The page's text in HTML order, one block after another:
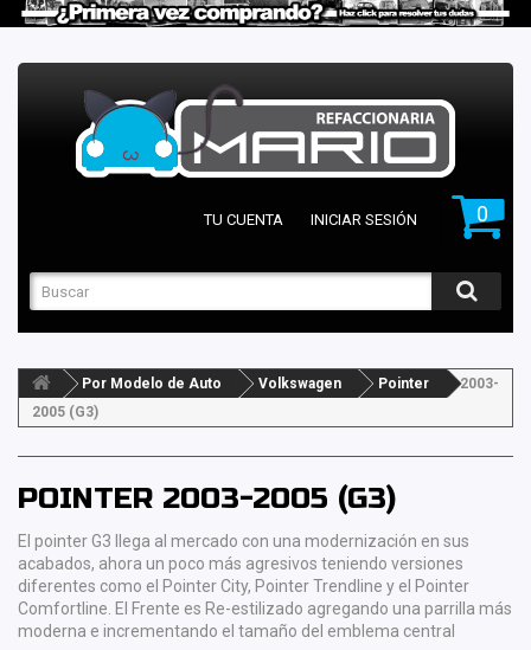
0
TU CUENTA INICIAR SESIÓN
Por Modelo de Auto Volkswagen Pointer
2003-
2005 (G3)
POINTER 2003-2005 (G3)
El pointer G3 llega al mercado con una modernización en sus
acabados, ahora un poco más agresivos teniendo versiones
diferentes como el Pointer City, Pointer Trendline y el Pointer
Comfortline. El Frente es Re-estilizado agregando una parrilla más
moderna e incrementando el tamaño del emblema central